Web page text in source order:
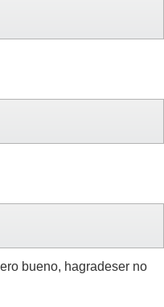
bueno, hagradeser no